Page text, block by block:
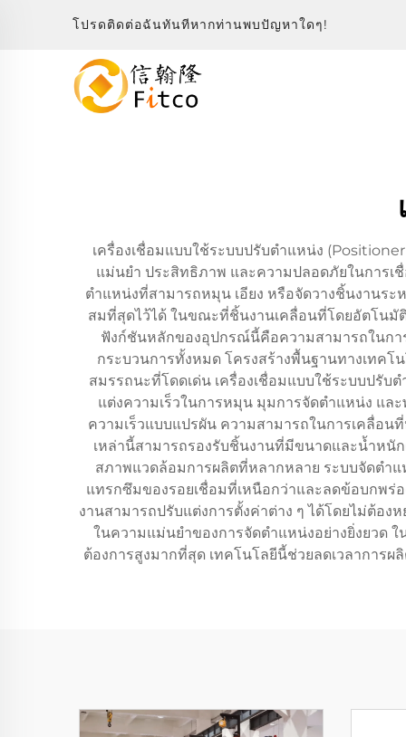
โปรดติดต่อฉันทันทีหากท่านพบปัญหาใดๆ!
เครื่องเชื่อมแบบใช้ระบบปรับตำแหน่ง
แม่นยำ ประสิทธิภาพ และความปลอดภัยในการ
ตำแหน่งที่สามารถหมุน เอียง หรือจัดวางชิ้นงานระ
สมที่สุดไว้ได้ ในขณะที่ชิ้นงานเคลื่อนที่โดยอัตโนมั
ฟังก์ชันหลักของอุปกรณ์นี้คือความสามารถในก
กระบวนการทั้งหมด โครงสร้างพื้นฐานทางเทค
สมรรถนะที่โดดเด่น เครื่องเชื่อมแบบใช้ระบบปรั
แต่งความเร็วในการหมุน มุมการจัดตำแหน่ง แล
ความเร็วแบบแปรผัน ความสามารถในการเคลื่อ
เหล่านี้สามารถรองรับชิ้นงานที่มีขนาดและน้ำหนั
สภาพแวดล้อมการผลิตที่หลากหลาย ระบบจัดตำแ
แทรกซึมของรอยเชื่อมที่เหนือกว่าและลดข้อบกพ
งานสามารถปรับแต่งการตั้งค่าต่าง ๆ ได้โดยไม่ต้อ
ในความแม่นยำของการจัดตำแหน่งอย่างยิ่งยวด
ต้องการสูงมากที่สุด เทคโนโลยีนี้ช่วยลดเวลาการ